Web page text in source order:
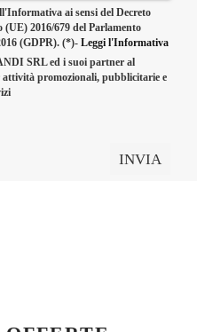
ai sensi del Decreto
(UE) 2016/679 del Parlamento
(GDPR). (*)- Leggi l'Informativa
SRL ed i suoi partner al
promozionali, pubblicitarie e